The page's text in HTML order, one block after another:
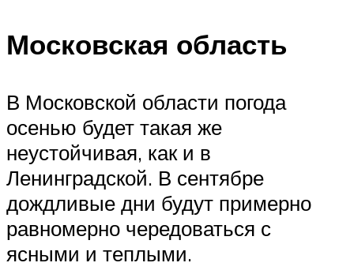
Московская область
В Московской области погода
осенью будет такая же
неустойчивая, как и в
Ленинградской. В сентябре
дождливые дни будут примерно
равномерно чередоваться с
ясными и теплыми.